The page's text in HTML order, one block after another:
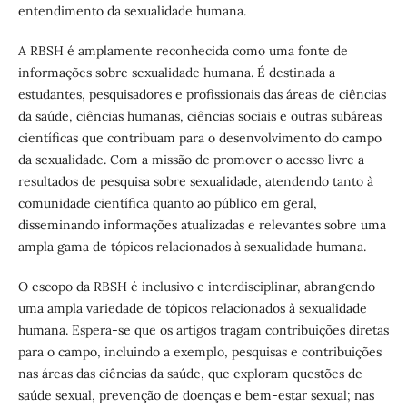
entendimento da sexualidade humana.
A RBSH é amplamente reconhecida como uma fonte de
informações sobre sexualidade humana. É destinada a
estudantes, pesquisadores e profissionais das áreas de ciências
da saúde, ciências humanas, ciências sociais e outras subáreas
científicas que contribuam para o desenvolvimento do campo
da sexualidade. Com a missão de promover o acesso livre a
resultados de pesquisa sobre sexualidade, atendendo tanto à
comunidade científica quanto ao público em geral,
disseminando informações atualizadas e relevantes sobre uma
ampla gama de tópicos relacionados à sexualidade humana.
O escopo da RBSH é inclusivo e interdisciplinar, abrangendo
uma ampla variedade de tópicos relacionados à sexualidade
humana. Espera-se que os artigos tragam contribuições diretas
para o campo, incluindo a exemplo, pesquisas e contribuições
nas áreas das ciências da saúde, que exploram questões de
saúde sexual, prevenção de doenças e bem-estar sexual; nas